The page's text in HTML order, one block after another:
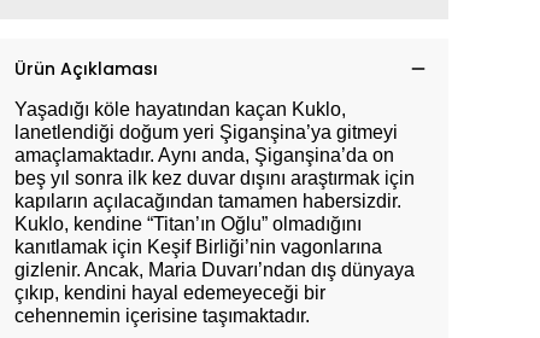
Ürün Açıklaması
Yaşadığı köle hayatından kaçan Kuklo,
lanetlendiği doğum yeri Şiganşina’ya gitmeyi
amaçlamaktadır. Aynı anda, Şiganşina’da on
beş yıl sonra ilk kez duvar dışını araştırmak için
kapıların açılacağından tamamen habersizdir.
Kuklo, kendine “Titan’ın Oğlu” olmadığını
kanıtlamak için Keşif Birliği’nin vagonlarına
gizlenir. Ancak, Maria Duvarı’ndan dış dünyaya
çıkıp, kendini hayal edemeyeceği bir
cehennemin içerisine taşımaktadır.